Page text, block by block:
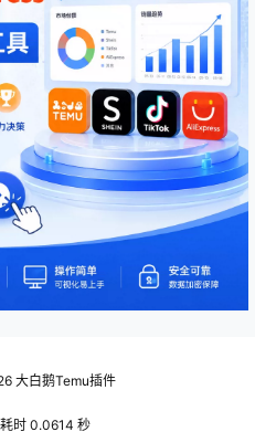
大白鹅Temu插件
时 0.0614 秒